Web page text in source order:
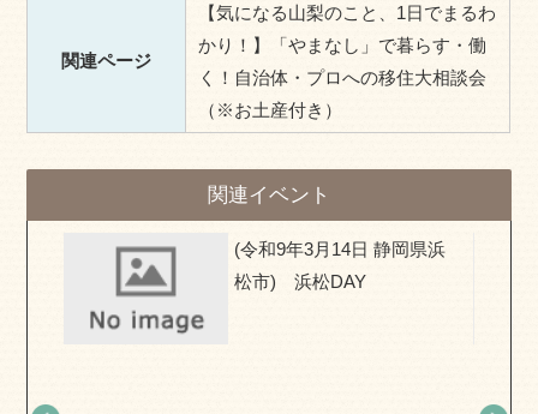
関連ページ
【気になる山梨のこと、1日でまるわ
かり！】「やまなし」で暮らす・働
く！自治体・プロへの移住大相談会
（※お土産付き）
関連イベント
(令和9年3月14日 静岡県浜
松市) 浜松DAY